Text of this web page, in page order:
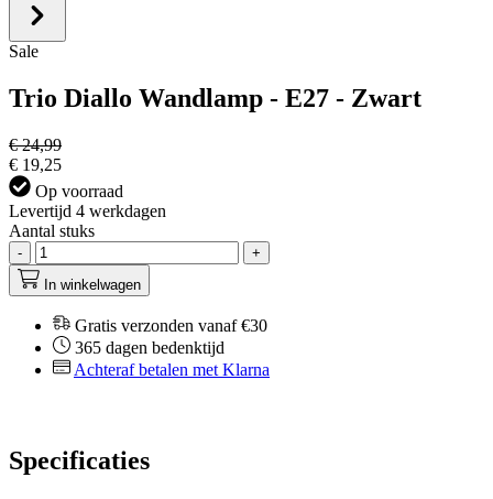
Sale
Trio Diallo Wandlamp - E27 - Zwart
€ 24,99
€ 19,25
Op voorraad
Levertijd 4 werkdagen
Aantal stuks
-
+
In winkelwagen
Gratis verzonden vanaf €30
365 dagen bedenktijd
Achteraf betalen met Klarna
Specificaties